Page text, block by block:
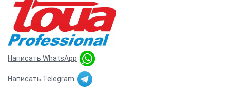
Написать WhatsApp
Написать Telegram